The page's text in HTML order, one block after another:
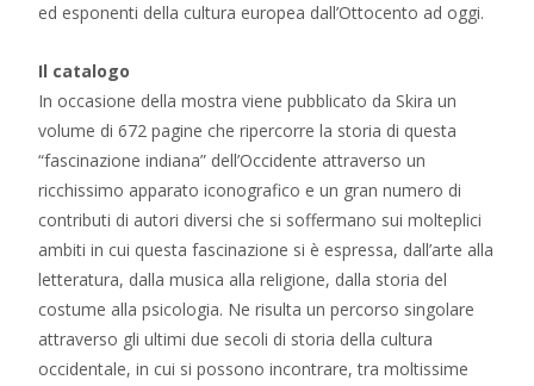
ed esponenti della cultura europea dall’Ottocento ad oggi.
Il catalogo
In occasione della mostra viene pubblicato da Skira un
volume di 672 pagine che ripercorre la storia di questa
“fascinazione indiana” dell’Occidente attraverso un
ricchissimo apparato iconografico e un gran numero di
contributi di autori diversi che si soffermano sui molteplici
ambiti in cui questa fascinazione si è espressa, dall’arte alla
letteratura, dalla musica alla religione, dalla storia del
costume alla psicologia. Ne risulta un percorso singolare
attraverso gli ultimi due secoli di storia della cultura
occidentale, in cui si possono incontrare, tra moltissime